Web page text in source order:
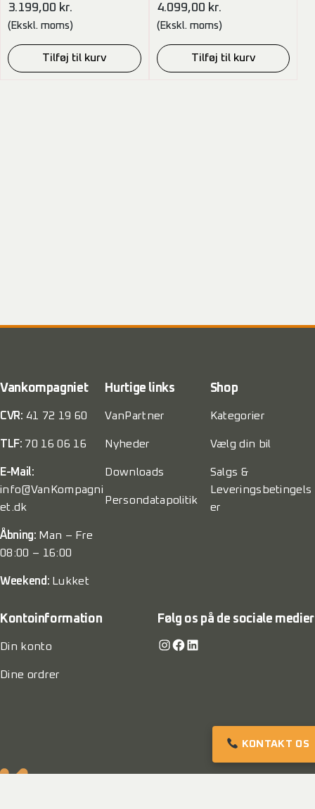
3.199,00 kr.
(Ekskl. moms)
Tilføj til kurv
4.099,00 kr.
(Ekskl. moms)
Tilføj til kurv
Vankompagniet
CVR: 41 72 19 60
TLF: 70 16 06 16
E-Mail:
info@VanKompagni
et.dk
Åbning: Man – Fre
08:00 – 16:00
Weekend: Lukket
Hurtige links
VanPartner
Nyheder
Downloads
Persondatapolitik
Shop
Kategorier
Vælg din bil
Salgs &
Leveringsbetingels
er
Kontoinformation
Din konto
Dine ordrer
Følg os på de sociale medier
Instagram Facebook LinkedIn
KONTAKT OS